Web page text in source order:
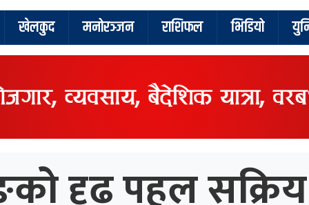
खेलकुद मनोरञ्जन राशिफल भिडियो
दृढ पहल